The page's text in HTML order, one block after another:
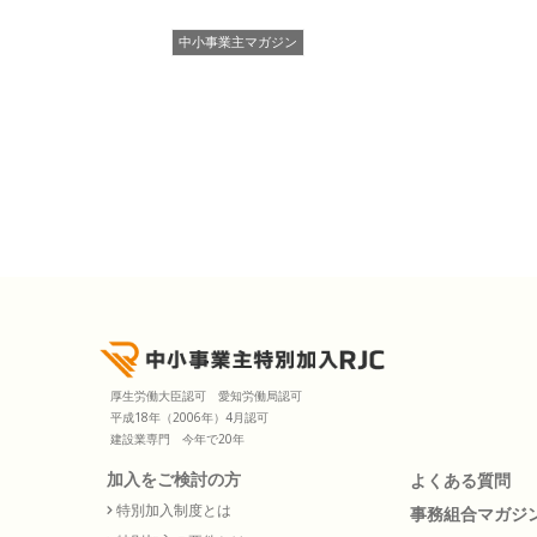
中小事業主マガジン
厚生労働大臣認可 愛知労働局認可
平成18年（2006年）4月認可
建設業専門 今年で20年
加入をご検討の方
特別加入制度とは
よくある質問
事務組合マガジ